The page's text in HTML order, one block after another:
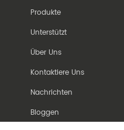
Produkte
Unterstützt
Über Uns
Kontaktiere Uns
Nachrichten
Bloggen